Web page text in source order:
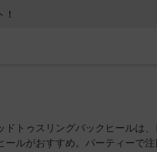
トゥスリングバックヒールは
ルがおすすめ。パーティーで